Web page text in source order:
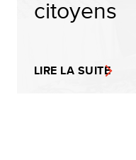
citoyens
LIRE LA SUITE